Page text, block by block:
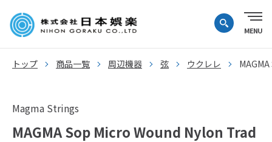
トップ 商品一覧 周辺機器 弦 ウクレレ
Magma Strings
MAGMA Sop Micro Wound Nylon Trad